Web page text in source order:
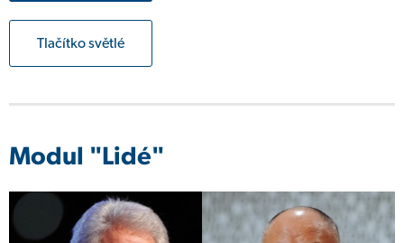
Tlačítko světlé
Modul "Lidé"